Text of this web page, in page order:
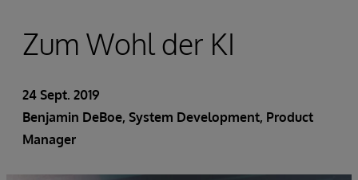
Zum Wohl der KI
24 Sept. 2019
Benjamin DeBoe, System Development, Product
Manager